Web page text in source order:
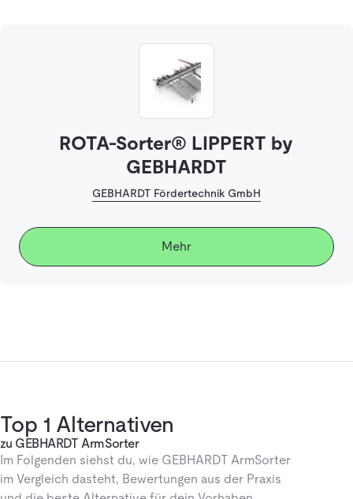
ROTA-Sorter® LIPPERT by
GEBHARDT
GEBHARDT Fördertechnik GmbH
Mehr
Top 1 Alternativen
zu GEBHARDT ArmSorter
Im Folgenden siehst du, wie GEBHARDT ArmSorter
im Vergleich dasteht, Bewertungen aus der Praxis